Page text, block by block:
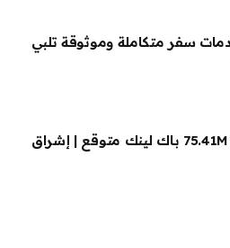
سفر متكاملة وموثوقة تلبي
شراء باقة سنوية كاملة – 75.41M باك لينك متوقع | إشراق